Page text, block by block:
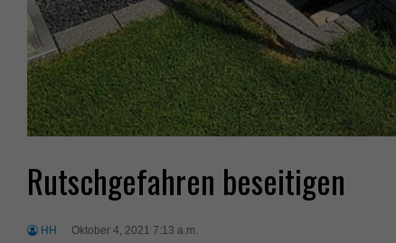
Rutschgefahren beseitigen
HH Oktober 4, 2021 7:13 a.m.